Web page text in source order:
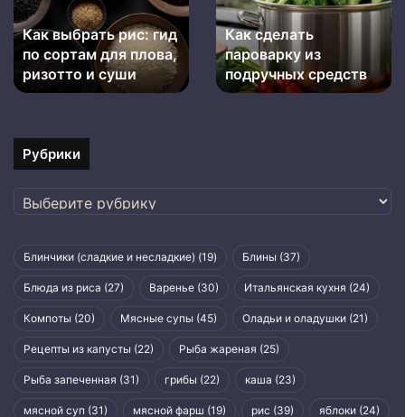
по
сортам
для
плова,
ризотто
Как выбрать рис: гид
по сортам для плова,
ризотто и суши
подручных
средств
Как сделать
пароварку из
подручных средств
Рубрики
Рубрики
Блинчики (сладкие и несладкие) (19) Блины (37)
Блюда из риса (27) Варенье (30) Итальянская кухня (24)
Компоты (20) Мясные супы (45) Оладьи и оладушки (21)
Рецепты из капусты (22) Рыба жареная (25)
Рыба запеченная (31) грибы (22) каша (23)
мясной суп (31) мясной фарш (19) рис (39) яблоки (24)